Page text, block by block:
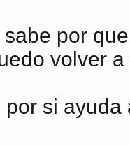
por
volver
por si ayuda